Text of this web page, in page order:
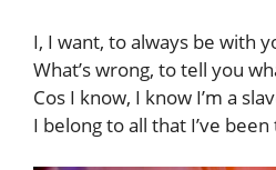
I, I want, to always be with
What’s wrong, to tell you
Cos I know, I know I’m a
I belong to all that I’ve